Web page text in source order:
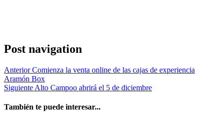
Post navigation
AnteriorComienza la venta online de las cajas de experiencia
Aramón Box
Siguiente Alto Campoo abrirá el 5 de diciembre
También te puede interesar...